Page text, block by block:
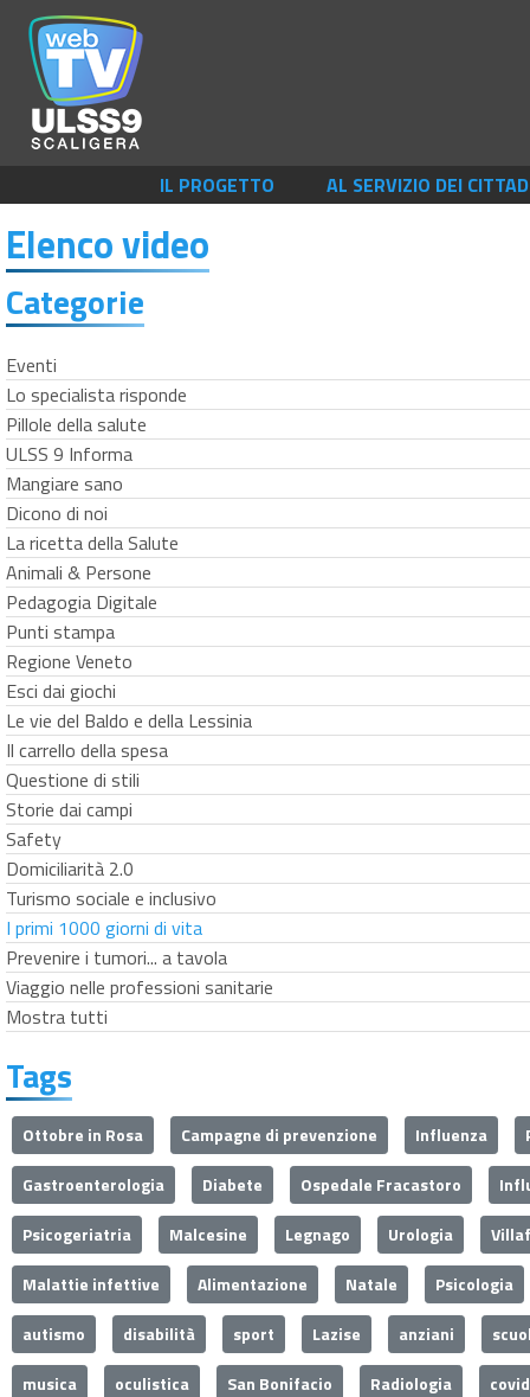
IL PROGETTO AL SERVIZIO DEI
Elenco video
Categorie
Eventi
Lo specialista risponde
Pillole della salute
ULSS 9 Informa
Mangiare sano
Dicono di noi
La ricetta della Salute
Animali & Persone
Pedagogia Digitale
Punti stampa
Regione Veneto
Esci dai giochi
Le vie del Baldo e della Lessinia
Il carrello della spesa
Questione di stili
Storie dai campi
Safety
Domiciliarità 2.0
Turismo sociale e inclusivo
I primi 1000 giorni di vita
Prevenire i tumori... a tavola
Viaggio nelle professioni sanitarie
Mostra tutti
Tags
Ottobre in Rosa Campagne di prevenzione Influenza
Gastroenterologia
Diabete Ospedale Fracastoro
Psicogeriatria
Malcesine Legnago Urologia
Malattie infettive
Alimentazione Natale
Psicologia
autismo
disabilità sport Lazise anziani
musica
oculistica San Bonifacio Radiologia